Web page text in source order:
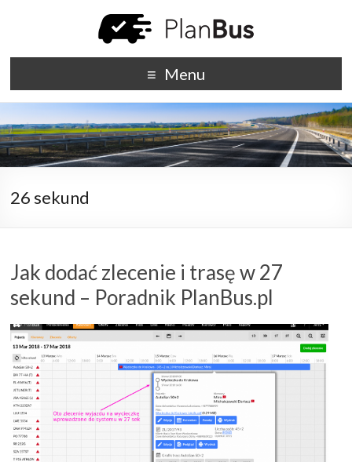
Menu
26 sekund
Jak dodać zlecenie i trasę w 27
sekund – Poradnik PlanBus.pl